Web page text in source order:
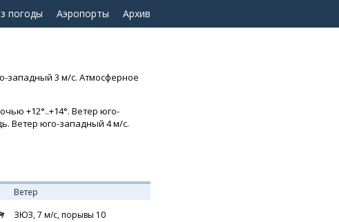
погоды Аэропорты Архив
западный 3 м/с. Атмосферное
+12°..+14°. Ветер юго-
Ветер юго-западный 4 м/с.
Ветер
ЗЮЗ, 7 м/с, порывы 10